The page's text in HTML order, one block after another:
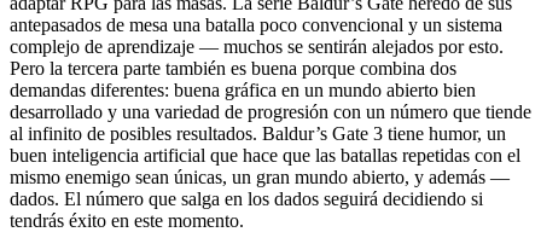
antepasados ​​de mesa una batalla poco convencional y un sistema
complejo de aprendizaje — muchos se sentirán alejados por esto.
Pero la tercera parte también es buena porque combina dos
demandas diferentes: buena gráfica en un mundo abierto bien
desarrollado y una variedad de progresión con un número que tiende
al infinito de posibles resultados. Baldur’s Gate 3 tiene humor, un
buen inteligencia artificial que hace que las batallas repetidas con el
mismo enemigo sean únicas, un gran mundo abierto, y además —
dados. El número que salga en los dados seguirá decidiendo si
tendrás éxito en este momento.